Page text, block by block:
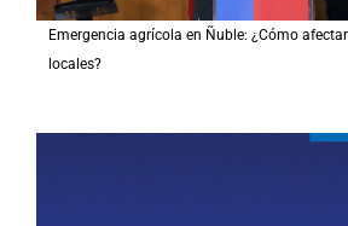
Emergencia agrícola en Ñuble: ¿Cómo
locales?